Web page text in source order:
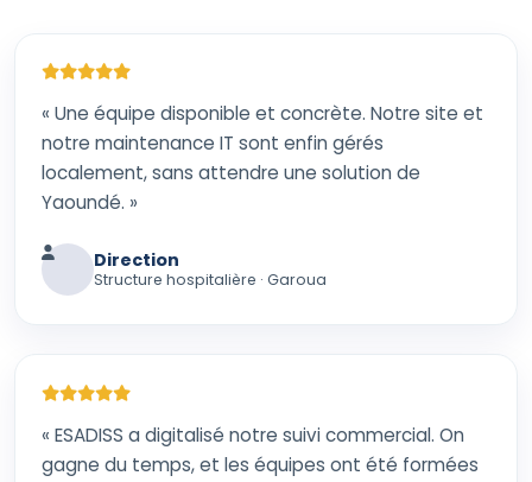
« Une équipe disponible et concrète. Notre site et
notre maintenance IT sont enfin gérés
localement, sans attendre une solution de
Yaoundé. »
Direction
Structure hospitalière · Garoua
« ESADISS a digitalisé notre suivi commercial. On
gagne du temps, et les équipes ont été formées